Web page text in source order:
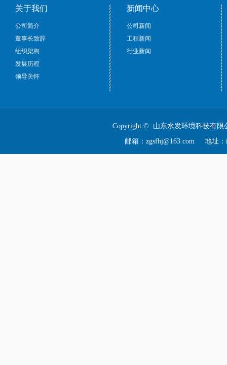
关于我们
公司简介
董事长致辞
组织架构
发展历程
领导关怀
新闻中心
公司新闻
工程新闻
行业新闻
Copyright © 山东水发环境科技有
邮箱：zgsfhj@163.com 地址